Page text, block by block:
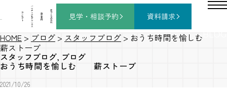
コ
ン
セ
プ
ト
バ
ー
チ
ャ
ル
モ
デ
ル
ハ
ウ
ス
施
工
事
例
家
づ
く
り
の
流
れ
見学・相談予約 資料請求
HOME > ブログ > スタッフブログ > おうち時間を愉しむ
薪ストーブ
スタッフブログ, ブログ
おうち時間を愉しむ 薪ストーブ
2021/10/26